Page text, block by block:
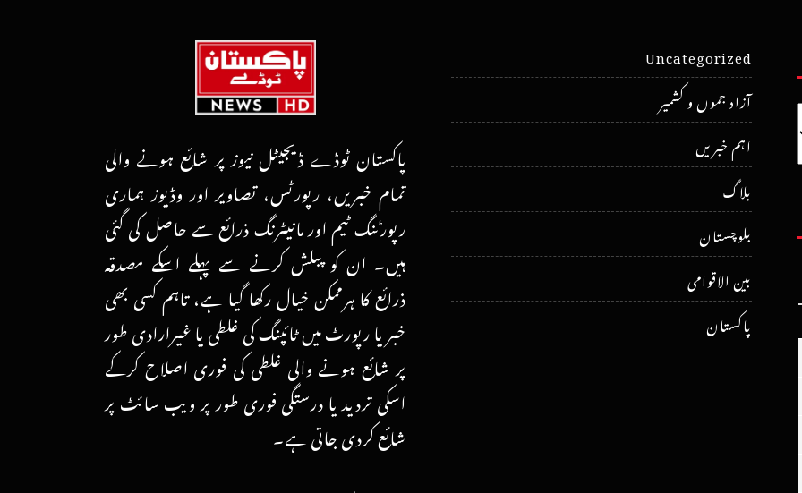
پاکستان ٹوڈے ڈیجیٹل نیوز پر شائع ہونے والی
تمام خبریں، رپورٹس، تصاویر اور وڈیوز ہماری
رپورٹنگ ٹیم اور مانیٹرنگ ذرائع سے حاصل کی گئی
ہیں۔ ان کو پبلش کرنے سے پہلے اسکے مصدقہ
ذرائع کا ہرممکن خیال رکھا گیا ہے، تاہم کسی بھی
خبر یا رپورٹ میں ٹائپنگ کی غلطی یا غیرارادی طور
پر شائع ہونے والی غلطی کی فوری اصلاح کرکے
اسکی تردید یا درستگی فوری طور پر ویب سائٹ پر
شائع کردی جاتی ہے۔
Uncategorized
آزاد جموں و کشمیر
اہم خبریں
بلاگ
بلوچستان
بین الاقوامی
پاکستان